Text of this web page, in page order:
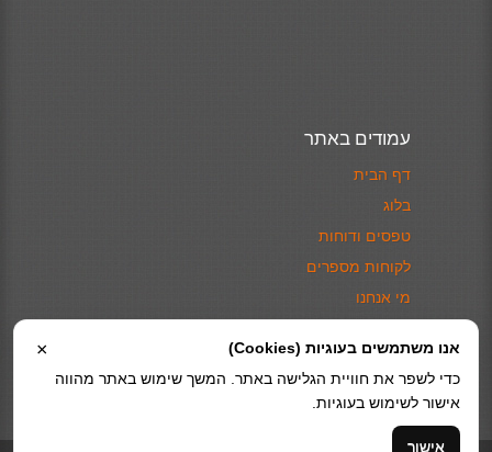
עמודים באתר
דף הבית
בלוג
טפסים ודוחות
לקוחות מספרים
מי אנחנו
מדיניות פרטיות
×
אנו משתמשים בעוגיות (Cookies)
כדי לשפר את חוויית הגלישה באתר. המשך שימוש באתר מהווה
אישור לשימוש בעוגיות.
אישור